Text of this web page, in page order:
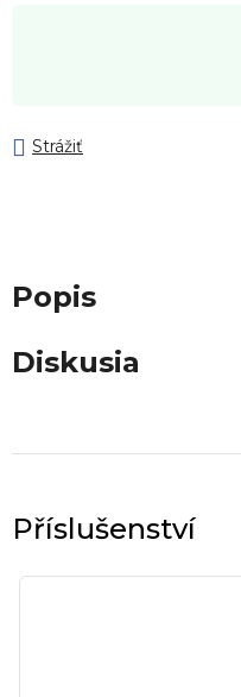
Strážiť
Popis
Diskusia